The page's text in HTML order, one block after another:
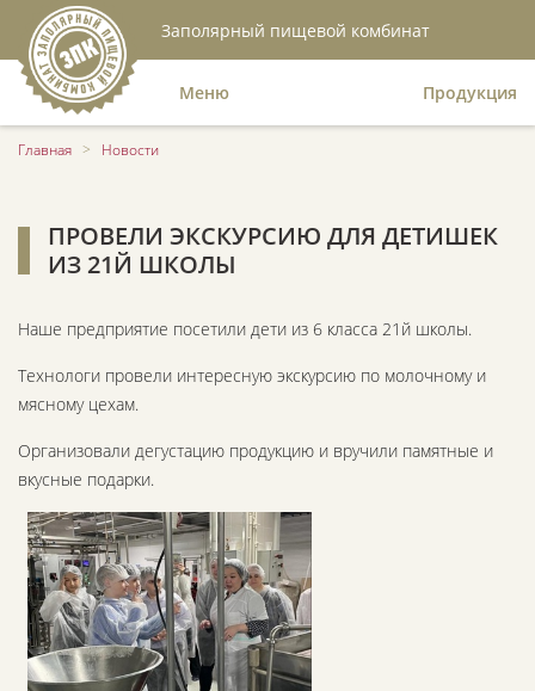
Заполярный пищевой комбинат
Меню Продукция
Главная > Новости
ПРОВЕЛИ ЭКСКУРСИЮ ДЛЯ ДЕТИШЕК
ИЗ 21Й ШКОЛЫ
Наше предприятие посетили дети из 6 класса 21й школы.
Технологи провели интересную экскурсию по молочному и
мясному цехам.
Организовали дегустацию продукцию и вручили памятные и
вкусные подарки.